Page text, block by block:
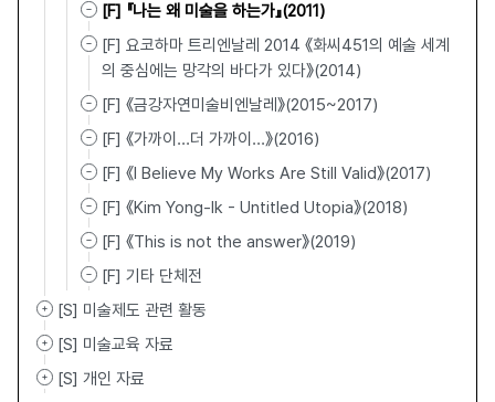
[F] 『나는 왜 미술을 하는가』(2011)
[F] 요코하마 트리엔날레 2014 《화씨451의 예술 세계
의 중심에는 망각의 바다가 있다》(2014)
[F] 《금강자연미술비엔날레》(2015~2017)
[F] 《가까이…더 가까이…》(2016)
[F] 《I Believe My Works Are Still Valid》(2017)
[F] 《Kim Yong-Ik - Untitled Utopia》(2018)
[F] 《This is not the answer》(2019)
[F] 기타 단체전
[S] 미술제도 관련 활동
[S] 미술교육 자료
[S] 개인 자료